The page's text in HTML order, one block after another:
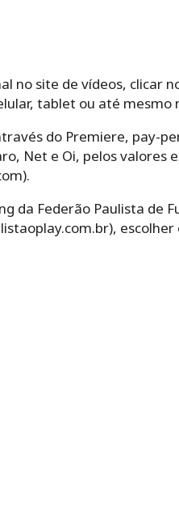
no site de vídeos, clicar
tablet ou até mesmo
do Premiere, pay-
Net e Oi, pelos
da Federão Paulista